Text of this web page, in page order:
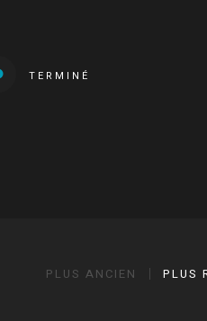
TERMINÉ
PLUS ANCIEN PLUS